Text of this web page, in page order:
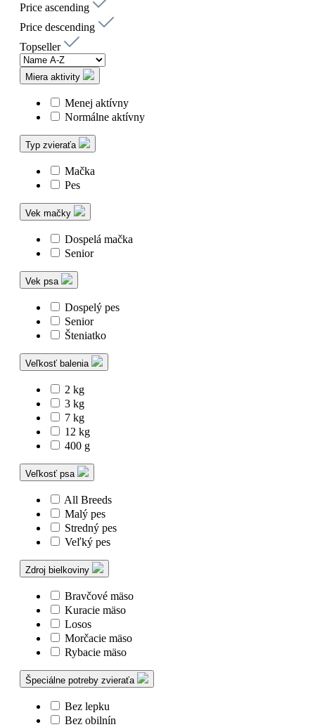
Price ascending
Price descending
Topseller
Miera aktivity
Menej aktívny
Normálne aktívny
Typ zvieraťa
Mačka
Pes
Vek mačky
Dospelá mačka
Senior
Vek psa
Dospelý pes
Senior
Šteniatko
Veľkosť balenia
2 kg
3 kg
7 kg
12 kg
400 g
Veľkosť psa
All Breeds
Malý pes
Stredný pes
Veľký pes
Zdroj bielkoviny
Bravčové mäso
Kuracie mäso
Losos
Morčacie mäso
Rybacie mäso
Špeciálne potreby zvieraťa
Bez lepku
Bez obilnín